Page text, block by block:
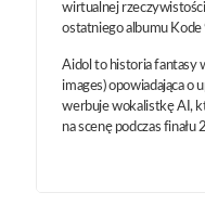
wirtualnej
ostatniego albumu
Aidol to historia fantasy
images) opowiadająca o
werbuje wokalistkę AI,
na scenę podczas